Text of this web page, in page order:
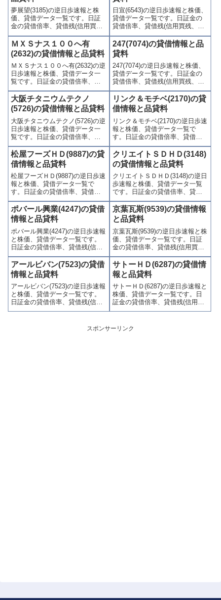
夢展望(3185)の逆日歩速報と株
価、貸借データ一覧です。日証
金の貸借倍率、貸借残(信用買
残、信用売残)、品貸料(逆日
歩)、東証の週末残高、規制(注意
喚起・申込停止)など、空売り関
連情報を集計し、図解でわかり
やすくまとめて掲載していま
す。
日宣(6543)の逆日歩速報と株価、
貸借データ一覧です。日証金の
貸借倍率、貸借残(信用買残、信
用売残)、品貸料(逆日歩)、東証
の週末残高、規制(注意喚起・申
込停止)など、空売り関連情報を
集計し、図解でわかりやすくま
とめて掲載しています。
ＭＸＳナス１００へ有
(2632)の貸借情報と品貸料
ＭＸＳナス１００へ有(2632)の逆
日歩速報と株価、貸借データ一
覧です。日証金の貸借倍率、貸
借残(信用買残、信用売残)、品貸
料(逆日歩)、東証の週末残高、規
制(注意喚起・申込停止)など、空
売り関連情報を集計し、図解で
わかりやすくまとめて掲載して
います。
247(7074)の貸借情報と品
貸料
247(7074)の逆日歩速報と株価、
貸借データ一覧です。日証金の
貸借倍率、貸借残(信用買残、信
用売残)、品貸料(逆日歩)、東証
の週末残高、規制(注意喚起・申
込停止)など、空売り関連情報を
集計し、図解でわかりやすくま
とめて掲載しています。
大阪チタニウムテクノ
(5726)の貸借情報と品貸料
大阪チタニウムテクノ(5726)の逆
日歩速報と株価、貸借データ一
覧です。日証金の貸借倍率、貸
借残(信用買残、信用売残)、品貸
料(逆日歩)、東証の週末残高、規
制(注意喚起・申込停止)など、空
売り関連情報を集計し、図解で
わかりやすくまとめて掲載して
います。
リンク＆モチベ(2170)の貸
借情報と品貸料
リンク＆モチベ(2170)の逆日歩速
報と株価、貸借データ一覧で
す。日証金の貸借倍率、貸借残
(信用買残、信用売残)、品貸料
(逆日歩)、東証の週末残高、規制
(注意喚起・申込停止)など、空売
り関連情報を集計し、図解でわ
かりやすくまとめて掲載してい
ます。
松屋フーズＨＤ(9887)の貸
借情報と品貸料
松屋フーズＨＤ(9887)の逆日歩速
報と株価、貸借データ一覧で
す。日証金の貸借倍率、貸借残
(信用買残、信用売残)、品貸料
(逆日歩)、東証の週末残高、規制
(注意喚起・申込停止)など、空売
り関連情報を集計し、図解でわ
かりやすくまとめて掲載してい
ます。
クリエイトＳＤＨＤ(3148)
の貸借情報と品貸料
クリエイトＳＤＨＤ(3148)の逆日
歩速報と株価、貸借データ一覧
です。日証金の貸借倍率、貸借
残(信用買残、信用売残)、品貸料
(逆日歩)、東証の週末残高、規制
(注意喚起・申込停止)など、空売
り関連情報を集計し、図解でわ
かりやすくまとめて掲載してい
ます。
ポバール興業(4247)の貸借
情報と品貸料
ポバール興業(4247)の逆日歩速報
と株価、貸借データ一覧です。
日証金の貸借倍率、貸借残(信用
買残、信用売残)、品貸料(逆日
歩)、東証の週末残高、規制(注意
喚起・申込停止)など、空売り関
連情報を集計し、図解でわかり
やすくまとめて掲載していま
す。
京葉瓦斯(9539)の貸借情報
と品貸料
京葉瓦斯(9539)の逆日歩速報と株
価、貸借データ一覧です。日証
金の貸借倍率、貸借残(信用買
残、信用売残)、品貸料(逆日
歩)、東証の週末残高、規制(注意
喚起・申込停止)など、空売り関
連情報を集計し、図解でわかり
やすくまとめて掲載していま
す。
アールビバン(7523)の貸借
情報と品貸料
アールビバン(7523)の逆日歩速報
と株価、貸借データ一覧です。
日証金の貸借倍率、貸借残(信用
買残、信用売残)、品貸料(逆日
喚起・申込停止)など、空売り関
連情報を集計し、図解でわかり
サトーＨＤ(6287)の貸借情
報と品貸料
サトーＨＤ(6287)の逆日歩速報と
株価、貸借データ一覧です。日
証金の貸借倍率、貸借残(信用買
残、信用売残)、品貸料(逆日
喚起・申込停止)など、空売り関
連情報を集計し、図解でわかり
スポンサーリンク